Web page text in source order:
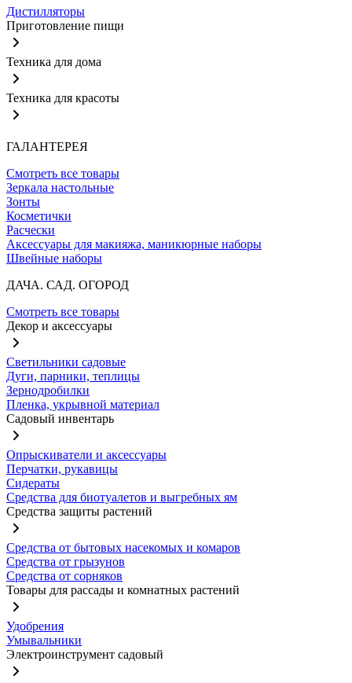
Дистилляторы
Приготовление пищи
Техника для дома
Техника для красоты
ГАЛАНТЕРЕЯ
Смотреть все товары
Зеркала настольные
Зонты
Косметички
Расчески
Аксессуары для макияжа, маникюрные наборы
Швейные наборы
ДАЧА. САД. ОГОРОД
Смотреть все товары
Декор и аксессуары
Светильники садовые
Дуги, парники, теплицы
Зернодробилки
Пленка, укрывной материал
Садовый инвентарь
Опрыскиватели и аксессуары
Перчатки, рукавицы
Сидераты
Средства для биотуалетов и выгребных ям
Средства защиты растений
Средства от бытовых насекомых и комаров
Средства от грызунов
Средства от сорняков
Товары для рассады и комнатных растений
Удобрения
Умывальники
Электроинструмент садовый